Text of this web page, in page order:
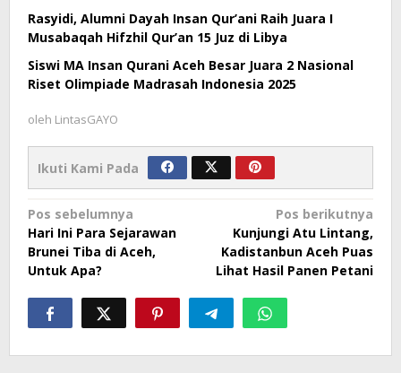
Rasyidi, Alumni Dayah Insan Qur’ani Raih Juara I
Musabaqah Hifzhil Qur’an 15 Juz di Libya
Siswi MA Insan Qurani Aceh Besar Juara 2 Nasional
Riset Olimpiade Madrasah Indonesia 2025
oleh LintasGAYO
Ikuti Kami Pada
Navigasi
pos
Pos sebelumnya
Hari Ini Para Sejarawan
Brunei Tiba di Aceh,
Untuk Apa?
Pos berikutnya
Kunjungi Atu Lintang,
Kadistanbun Aceh Puas
Lihat Hasil Panen Petani